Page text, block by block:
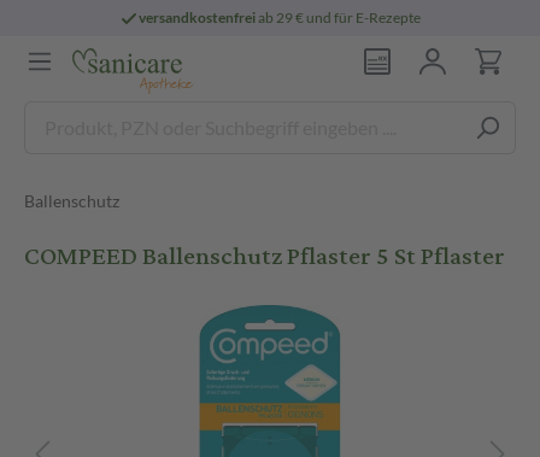
versandkostenfreiab 29 € und für E-Rezepte
Ballenschutz
COMPEED Ballenschutz Pflaster 5 St Pflaster